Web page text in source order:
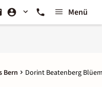
Menü
Bern Dorint Beatenberg